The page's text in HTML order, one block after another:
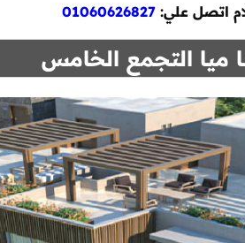
اتصل علي: 01060626827
ميا التجمع الخامس